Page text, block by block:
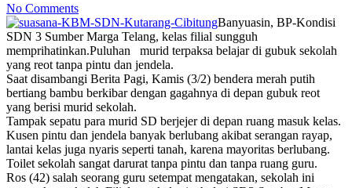
No Comments
Banyuasin, BP-Kondisi
SDN 3 Sumber Marga Telang, kelas filial sungguh
memprihatinkan.Puluhan murid terpaksa belajar di gubuk sekolah
yang reot tanpa pintu dan jendela.
Saat disambangi Berita Pagi, Kamis (3/2) bendera merah putih
bertiang bambu berkibar dengan gagahnya di depan gubuk reot
yang berisi murid sekolah.
Tampak sepatu para murid SD berjejer di depan ruang masuk kelas.
Kusen pintu dan jendela banyak berlubang akibat serangan rayap,
lantai kelas juga nyaris seperti tanah, karena mayoritas berlubang.
Toilet sekolah sangat darurat tanpa pintu dan tanpa ruang guru.
Ros (42) salah seorang guru setempat mengatakan, sekolah ini